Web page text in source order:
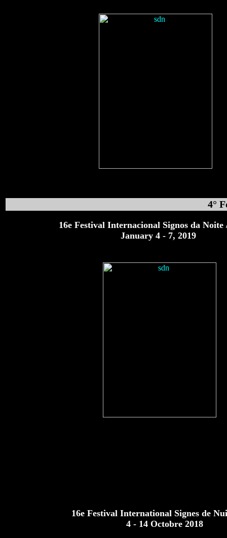
4°
16e Festival Internacional Signos da Noite
January 4 - 7, 2019
16e Festival International Signes de
4 - 14 Octobre 2018